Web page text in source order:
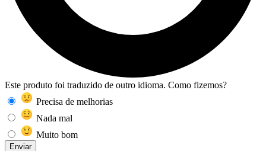
Este produto foi traduzido de outro idioma. Como fizemos?
Precisa de melhorias
Nada mal
Muito bom
Enviar